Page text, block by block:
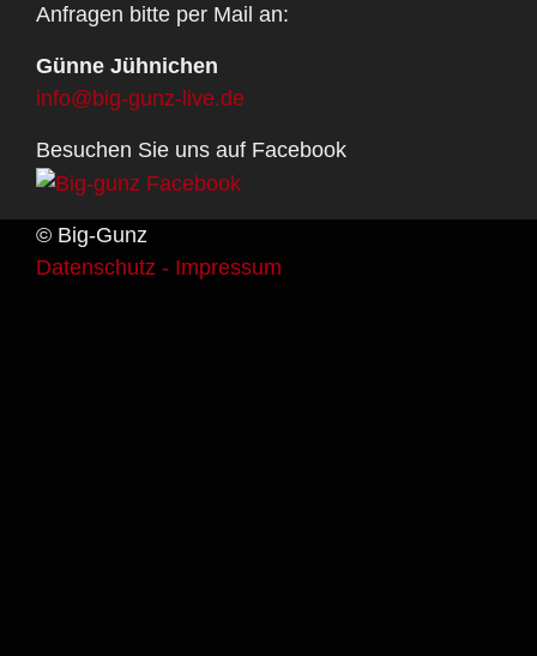
Anfragen bitte per Mail an:
Günne Jühnichen
info@big-gunz-live.de
Besuchen Sie uns auf Facebook
© Big-Gunz
Datenschutz - Impressum